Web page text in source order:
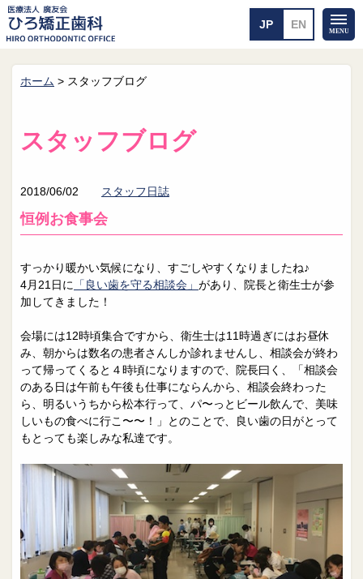
ホーム
院長紹介
メール送信 相談室
皆さんの声 求人
院長日誌 治療相談
スタッフブログ サイトマップ
MAILはこちら
ホーム > スタッフブログ
スタッフブログ
2018/06/02 スタッフ日誌
恒例お食事会
すっかり暖かい気候になり、すごしやすくなりましたね♪
4月21日に
「良い歯を守る相談会」 があり、院長と衛生士が参
加してきました！
会場には12時頃集合ですから、衛生士は11時過ぎにはお昼休
み、朝からは数名の患者さんしか診れませんし、相談会が終わ
って帰ってくると４時頃になりますので、院長曰く、「相談会
のある日は午前も午後も仕事にならんから、相談会終わった
ら、明るいうちから松本行って、パ〜っとビール飲んで、美味
しいもの食べに行こ〜〜！」とのことで、良い歯の日がとって
もとっても楽しみな私達です。